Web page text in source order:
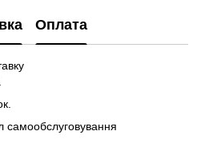
Оплата
самообслуговування